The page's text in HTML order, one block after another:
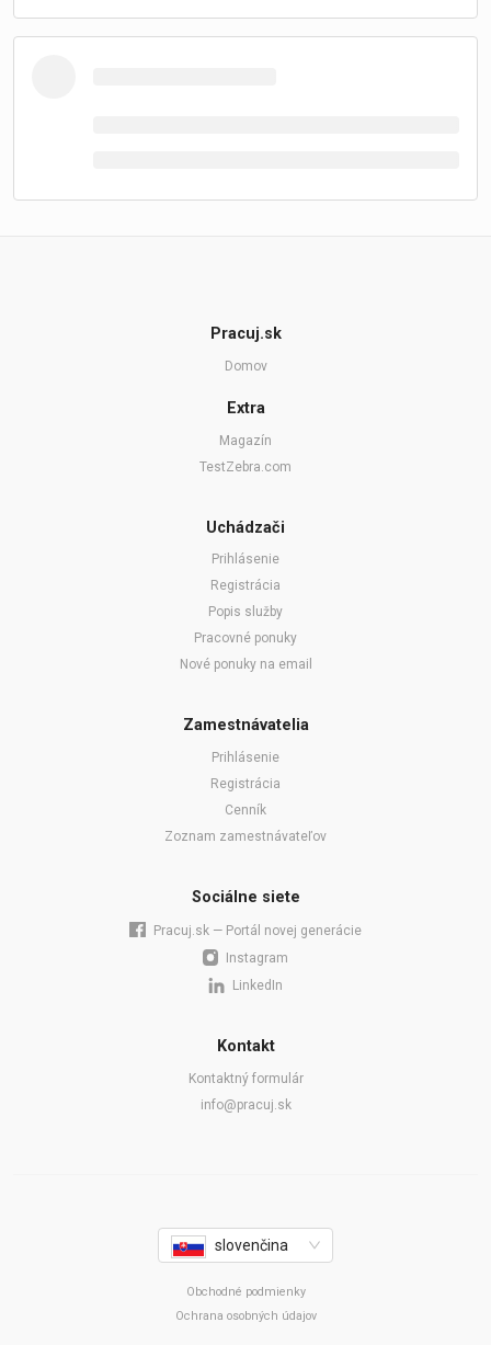
Pracuj.sk
Domov
Extra
Magazín
TestZebra.com
Uchádzači
Prihlásenie
Registrácia
Popis služby
Pracovné ponuky
Nové ponuky na email
Zamestnávatelia
Prihlásenie
Registrácia
Cenník
Zoznam zamestnávateľov
Sociálne siete
Pracuj.sk — Portál novej generácie
Instagram
LinkedIn
Kontakt
Kontaktný formulár
info@pracuj.sk
slovenčina
Obchodné podmienky
Ochrana osobných údajov